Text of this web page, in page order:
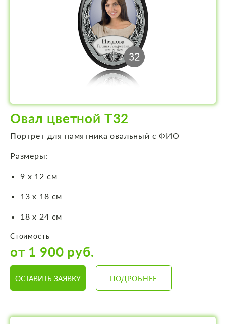
Овал цветной Т32
Портрет для памятника овальный с ФИО
Размеры:
9 х 12 см
13 х 18 см
18 х 24 см
Стоимость
от 1 900 руб.
ОСТАВИТЬ ЗАЯВКУ ПОДРОБНЕЕ